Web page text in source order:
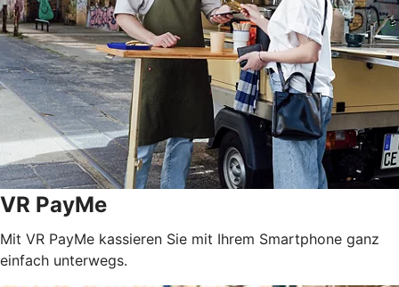
VR PayMe
Mit VR PayMe kassieren Sie mit Ihrem Smartphone ganz
einfach unterwegs.